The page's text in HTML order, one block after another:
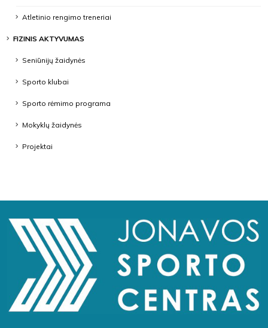
Atletinio rengimo treneriai
FIZINIS AKTYVUMAS
Seniūnijų žaidynės
Sporto klubai
Sporto rėmimo programa
Mokyklų žaidynės
Projektai